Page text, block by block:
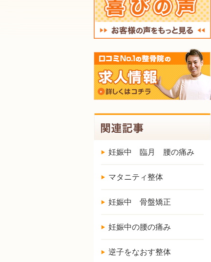
妊娠中 臨月 腰の痛み
マタニティ整体
妊娠中 骨盤矯正
妊娠中の腰の痛み
逆子をなおす整体